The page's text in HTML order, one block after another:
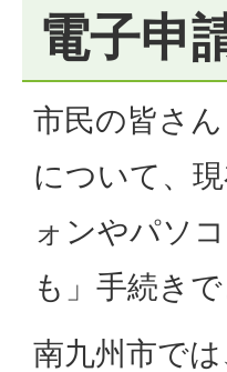
電子申
市民の皆さ
について、
ォンやパソ
も」手続き
南九州市で